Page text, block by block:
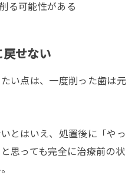
る可能性がある
せない
い点は、一度削った歯は元
とはいえ、処置後に「やっ
思っても完全に治療前の状